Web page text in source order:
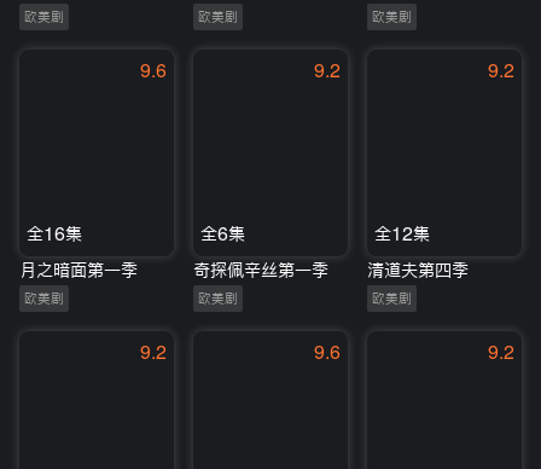
欧美剧 欧美剧 欧美剧
9.6
全16集
月之暗面第一季
欧美剧
9.2
全6集
奇探佩辛丝第一季
欧美剧
9.2
全12集
清道夫第四季
欧美剧
9.2 9.6 9.2